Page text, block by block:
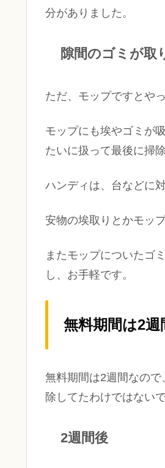
分がありました。
隙間のゴミが取
ただ、モップですとや
モップにも埃やゴミが
たいに扱って最後に掃
ハンディは、台などに
安物の埃取りとかモッ
またモップについたゴ
し、お手軽です。
無料期間は2週
無料期間は2週間なの
除してたわけではないで
2週間後